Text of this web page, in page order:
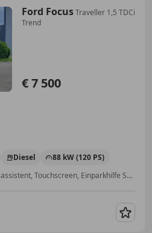
Ford FocusTraveller 1,5 TDCi
Trend
€ 7 500
Diesel
88 kW (120 PS)
Scheckheftgepflegt, Notbremsassistent, Touchscreen, Einparkhilfe Sensoren vorne, Einparkhilfe Sensoren hinten, 2-Zonen-Klimaautomatik, Multifunktionslenkrad, Navigationssystem